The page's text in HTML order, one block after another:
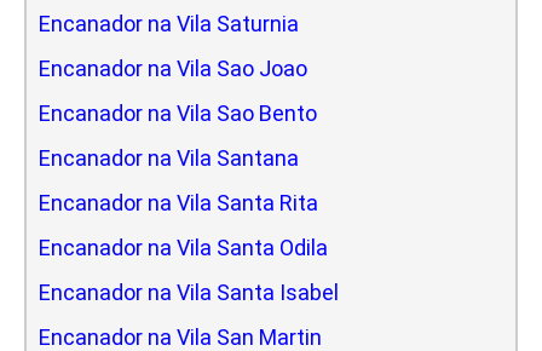
Encanador na Vila Saturnia
Encanador na Vila Sao Joao
Encanador na Vila Sao Bento
Encanador na Vila Santana
Encanador na Vila Santa Rita
Encanador na Vila Santa Odila
Encanador na Vila Santa Isabel
Encanador na Vila San Martin